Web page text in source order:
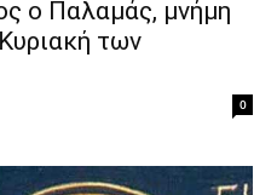
ο Παλαμάς, μνήμη
των
0